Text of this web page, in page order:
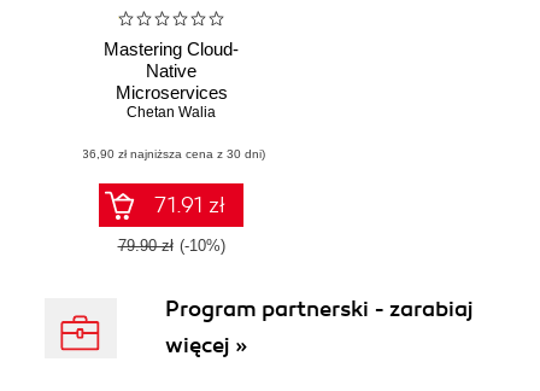
Mastering Cloud-
Native
Microservices
Chetan Walia
(36,90 zł najniższa cena z 30 dni)
71.91 zł
79.90 zł (-10%)
Program partnerski - zarabiaj
więcej »